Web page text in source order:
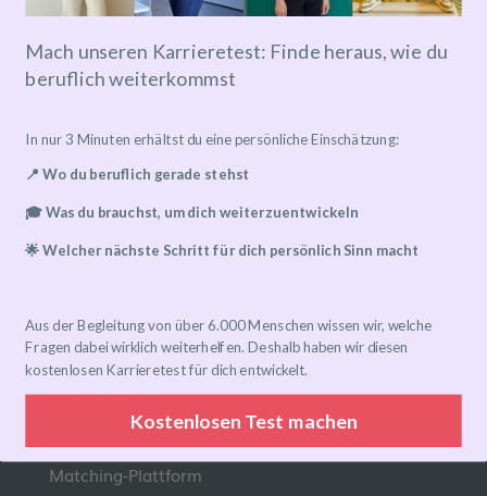
Mentor*in finden
Ablauf
Preise
Links
Eventkalender
Community-Gruppen
Matching-Plattform
Mach unseren Karrieretest: Finde heraus, wie du
beruflich weiterkommst
In nur 3 Minuten erhältst du eine persönliche Einschätzung:
📍 Wo du beruflich gerade stehst
🎓 Was du brauchst, um dich weiterzuentwickeln
🌟 Welcher nächste Schritt für dich persönlich Sinn macht
Aus der Begleitung von über 6.000 Menschen wissen wir, welche
Fragen dabei wirklich weiterhelfen. Deshalb haben wir diesen
kostenlosen Karrieretest für dich entwickelt.
Kostenlosen Test machen